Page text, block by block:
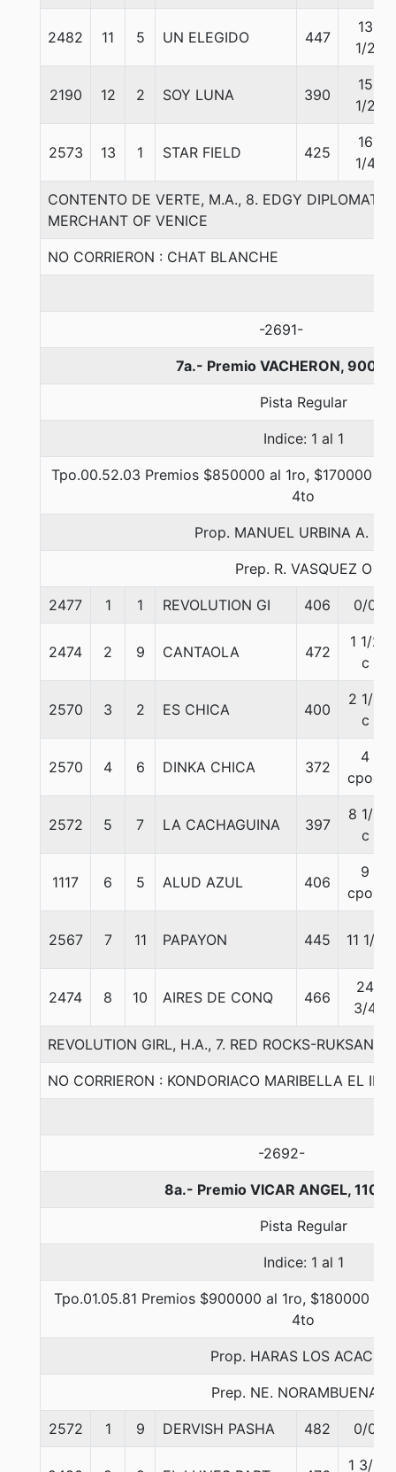
2482 11 5 UN ELEGIDO 447
13
1/2
2190 12 2 SOY LUNA 390
15
1/2
2573 13 1 STAR FIELD 425
16
1/4
CONTENTO DE VERTE, M.A., 8. EDGY DIPLOMAT-
MERCHANT OF VENICE
NO CORRIERON : CHAT BLANCHE
-2691-
7a.- Premio VACHERON, 900
Pista Regular
Indice: 1 al 1
Tpo.00.52.03 Premios $850000 al 1ro, $170000
4to
Prop. MANUEL URBINA A.
Prep. R. VASQUEZ O
2477 1 1 REVOLUTION GI 406 0/0
2474 2 9 CANTAOLA 472
1 1/2
c
2570 3 2 ES CHICA 400
2 1/2
c
2570 4 6 DINKA CHICA 372
4
cpos.
2572 5 7 LA CACHAGUINA 397
8 1/2
c
1117 6 5 ALUD AZUL 406
9
cpos.
2567 7 11 PAPAYON 445 11 1/2
2474 8 10 AIRES DE CONQ 466
24
3/4
REVOLUTION GIRL, H.A., 7. RED ROCKS-RUKSANA-
NO CORRIERON : KONDORIACO MARIBELLA EL
-2692-
8a.- Premio VICAR ANGEL, 1100
Pista Regular
Indice: 1 al 1
Tpo.01.05.81 Premios $900000 al 1ro, $180000
4to
Prop. HARAS LOS ACACIOS
Prep. NE. NORAMBUENA B.
2572 1 9 DERVISH PASHA 482 0/0
1 3/4